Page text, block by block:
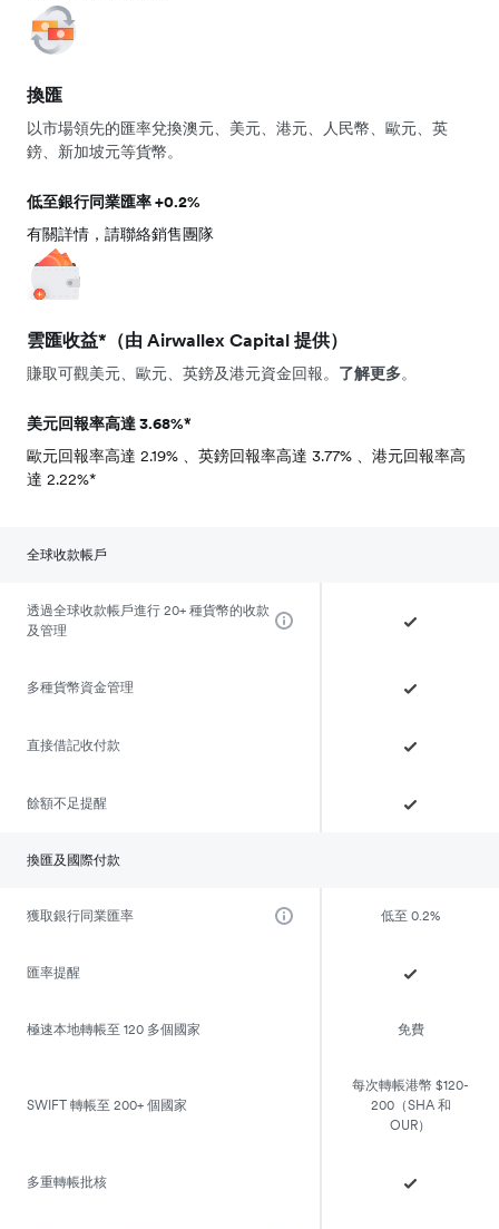
換匯
以市場領先的匯率兌換澳元、美元、港元、人民幣、歐元、英
鎊、新加坡元等貨幣。
低至銀行同業匯率 +0.2%
有關詳情，請聯絡銷售團隊
雲匯收益*（由 Airwallex Capital 提供）
賺取可觀美元、歐元、英鎊及港元資金回報。 了解更多。
美元回報率高達 3.68%*
歐元回報率高達 2.19% 、英鎊回報率高達 3.77% 、港元回報率高
達 2.22%*
全球收款帳戶
透過全球收款帳戶進行 20+ 種貨幣的收款
及管理
多種貨幣資金管理
直接借記收付款
餘額不足提醒
換匯及國際付款
獲取銀行同業匯率 低至 0.2%
匯率提醒
極速本地轉帳至 120 多個國家 免費
SWIFT 轉帳至 200+ 個國家
每次轉帳港幣 $120-
200（SHA 和
OUR）
多重轉帳批核